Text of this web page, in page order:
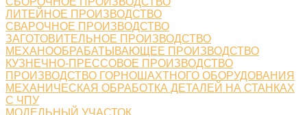
ЛИТЕЙНОЕ ПРОИЗВОДСТВО
СВАРОЧНОЕ ПРОИЗВОДСТВО
ЗАГОТОВИТЕЛЬНОЕ ПРОИЗВОДСТВО
МЕХАНООБРАБАТЫВАЮЩЕЕ ПРОИЗВОДСТВО
КУЗНЕЧНО-ПРЕССОВОЕ ПРОИЗВОДСТВО
ПРОИЗВОДСТВО ГОРНОШАХТНОГО ОБОРУДОВАНИЯ
МЕХАНИЧЕСКАЯ ОБРАБОТКА ДЕТАЛЕЙ НА СТАНКАХ
С ЧПУ
МОДЕЛЬНЫЙ УЧАСТОК